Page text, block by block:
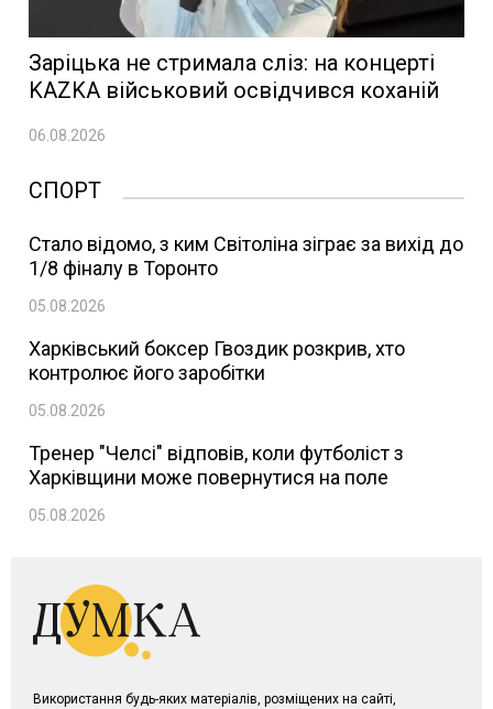
Заріцька не стримала сліз: на концерті
KAZKA військовий освідчився коханій
06.08.2026
СПОРТ
Стало відомо, з ким Світоліна зіграє за вихід до
1/8 фіналу в Торонто
05.08.2026
Харківський боксер Гвоздик розкрив, хто
контролює його заробітки
05.08.2026
Тренер "Челсі" відповів, коли футболіст з
Харківщини може повернутися на поле
05.08.2026
Використання будь-яких матеріалів, розміщених на сайті,